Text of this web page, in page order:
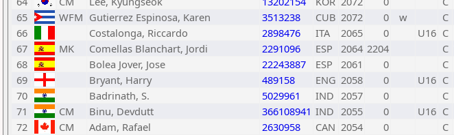
65
WFM Gutierrez Espinosa, Karen 3513238 CUB 2072 0 w
C
66
Costalonga, Riccardo 2898476 ITA 2065 0 U16 C
67
MK Comellas Blanchart, Jordi 2291096 ESP 2064 2204 C
68
Bolea Jover, Jose 22243887 ESP 2061 0 C
69
Bryant, Harry 489158 ENG 2058 0 U16 C
70
Badrinath, S. 5029961 IND 2057 0
C
71
CM Binu, Devdutt 366108941 IND 2055 0 U16 C
72
CM Adam, Rafael 2630958 CAN 2054 0
C